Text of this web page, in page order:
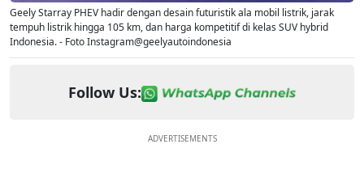
Geely Starray PHEV hadir dengan desain futuristik ala mobil listrik, jarak
tempuh listrik hingga 105 km, dan harga kompetitif di kelas SUV hybrid
Indonesia. - Foto Instagram@geelyautoindonesia
Follow Us:
ADVERTISEMENTS